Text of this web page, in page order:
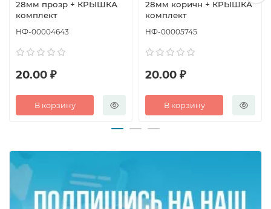
28мм прозр + КРЫШКА
комплект
НФ-00004643
20.00 ₽
В корзину
28мм коричн + КРЫШКА
комплект
НФ-00005745
20.00 ₽
В корзину